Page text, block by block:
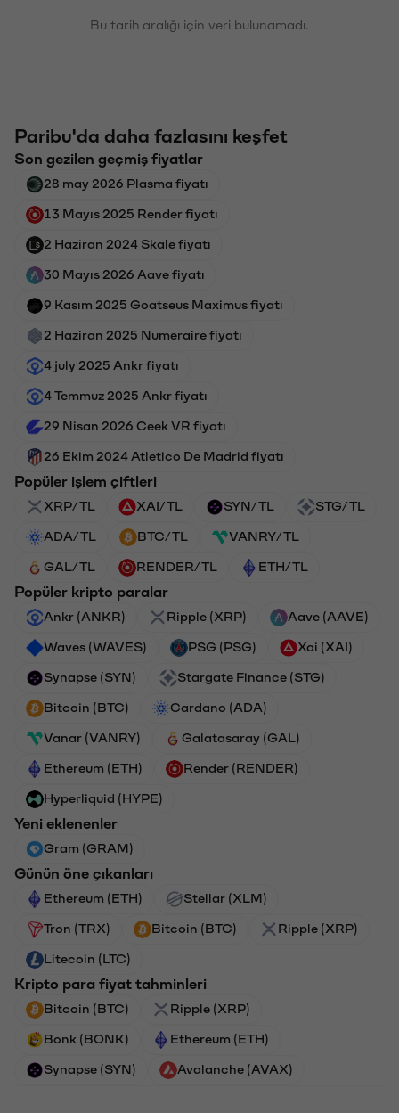
Bu tarih aralığı için veri bulunamadı.
Paribu'da daha fazlasını keşfet
Son gezilen geçmiş fiyatlar
28 may 2026 Plasma fiyatı
13 Mayıs 2025 Render fiyatı
2 Haziran 2024 Skale fiyatı
30 Mayıs 2026 Aave fiyatı
9 Kasım 2025 Goatseus Maximus fiyatı
2 Haziran 2025 Numeraire fiyatı
4 july 2025 Ankr fiyatı
4 Temmuz 2025 Ankr fiyatı
29 Nisan 2026 Ceek VR fiyatı
26 Ekim 2024 Atletico De Madrid fiyatı
Popüler işlem çiftleri
XRP/TL XAI/TL SYN/TL STG/TL
ADA/TL BTC/TL VANRY/TL
GAL/TL RENDER/TL ETH/TL
Popüler kripto paralar
Ankr (ANKR) Ripple (XRP) Aave (AAVE)
Waves (WAVES) PSG (PSG) Xai (XAI)
Synapse (SYN) Stargate Finance (STG)
Bitcoin (BTC) Cardano (ADA)
Vanar (VANRY) Galatasaray (GAL)
Ethereum (ETH) Render (RENDER)
Hyperliquid (HYPE)
Yeni eklenenler
Gram (GRAM)
Günün öne çıkanları
Ethereum (ETH) Stellar (XLM)
Tron (TRX) Bitcoin (BTC) Ripple (XRP)
Litecoin (LTC)
Kripto para fiyat tahminleri
Bitcoin (BTC) Ripple (XRP)
Bonk (BONK) Ethereum (ETH)
Synapse (SYN) Avalanche (AVAX)